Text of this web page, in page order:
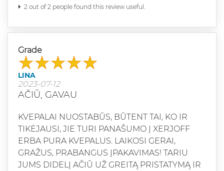
2 out of 2 people found this review useful.
Grade
LINA
2023-07-12
AČIŪ, GAVAU
KVEPALAI NUOSTABŪS, BŪTENT TAI, KO IR
TIKĖJAUSI, JIE TURI PANAŠUMO Į XERJOFF
ERBA PURA KVEPALUS. LAIKOSI GERAI,
GRAŽUS, PRABANGUS ĮPAKAVIMAS! TARIU
JUMS DIDELĮ AČIŪ UŽ GREITĄ PRISTATYMĄ IR